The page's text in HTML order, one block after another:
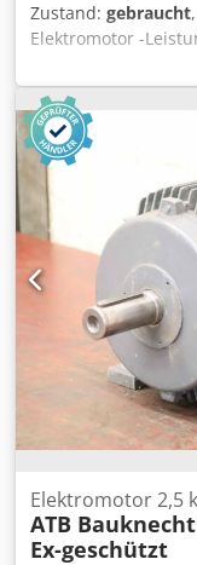
Zustand: gebraucht
Elektromotor -
U/min -Welle: Ø 38
-polumschaltbar -
5x vorhanden -
18,8 kg
Elektromotor 2,5
ATB Bauknecht
Ex-geschützt